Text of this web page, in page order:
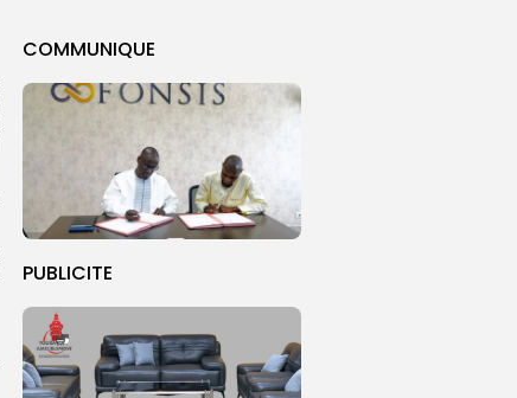
COMMUNIQUE
PUBLICITE